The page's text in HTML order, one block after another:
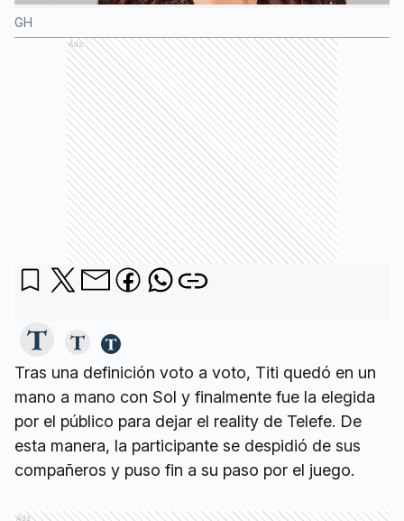
GH
Ads
Tras una definición voto a voto, Titi quedó en un
mano a mano con Sol y finalmente fue la elegida
por el público para dejar el reality de Telefe. De
esta manera, la participante se despidió de sus
compañeros y puso fin a su paso por el juego.
Ads